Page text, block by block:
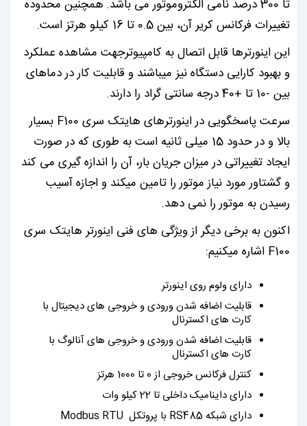
تا 300 درصد نامی الکتروموتور می باشد. همچنین محدوده
تغییرات فرکانس کریر آن، بین 0.5 تا 16 کیلو هرتز است.
این اینورترها قابل اتصال به کامپیوترجهت مشاهده عملکرد
و بهبود کارایی دستگاه نیز میباشند و قابلیت کار در دماهای
بین -10 تا +40 درجه سانتی گراد را دارند.
سرعت پاسخگویی در اینورترهای هایتک سری F100 بسیار
بالا و در حدود 15 میلی ثانیه است به طوری که در صورت
ایجاد تغییراتی در میزان جریان بار، آن را اندازه گیری می کند
و گشتاور مورد نیاز موتور را تامین میکند و اجازه آسیب
رسیدن به موتور را نمی دهد.
اکنون به برخی دیگر از ویژگی های فنی اینورتر هایتک سری
F100 اشاره میکنیم:
دارای ولوم روی اینورتر
قابلیت اضافه شدن ورودی و خروجی های دیجیتال با
کارت های اکسترنال
قابلیت اضافه شدن ورودی و خروجی های آنالوگ با
کارت های اکسترنال
کنترل فرکانس خروجی از 0 تا 1000 هرتز
دارای داینامیک داخلی تا 22 کیلو وات
دارای شبکه RS485 با پروتکل Modbus RTU